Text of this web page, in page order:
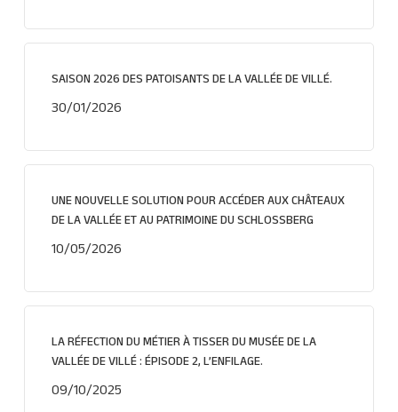
SAISON 2026 DES PATOISANTS DE LA VALLÉE DE VILLÉ.
30/01/2026
UNE NOUVELLE SOLUTION POUR ACCÉDER AUX CHÂTEAUX
DE LA VALLÉE ET AU PATRIMOINE DU SCHLOSSBERG
10/05/2026
LA RÉFECTION DU MÉTIER À TISSER DU MUSÉE DE LA
VALLÉE DE VILLÉ : ÉPISODE 2, L’ENFILAGE.
09/10/2025